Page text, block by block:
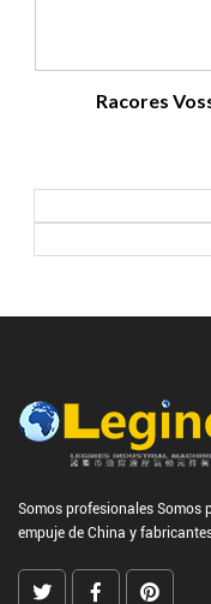
Racores
Somos profesionales Somos
empuje de China y